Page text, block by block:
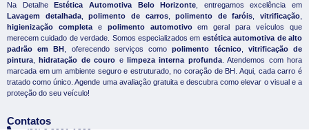
Na DetalheEstética Automotiva Belo Horizonte , entregamos excelência em
Lavagem detalhada,polimento de carros,polimento de faróis vitrificação
higienização completae polimento automotivoem geral para veículos que
merecem cuidado de verdade. Somos especializados em estética automotiva de alto
padrão em BH , oferecendo serviços comopolimento técnico, vitrificação de
pintura ,hidratação de couro elimpeza interna profunda. Atendemos com hora
marcada em um ambiente seguro e estruturado, no coração de BH. Aqui, cada carro é
tratado como único. Agende uma avaliação gratuita e descubra como elevar o visual e a
proteção do seu veículo!
Contatos
(31) 9 8301-1809